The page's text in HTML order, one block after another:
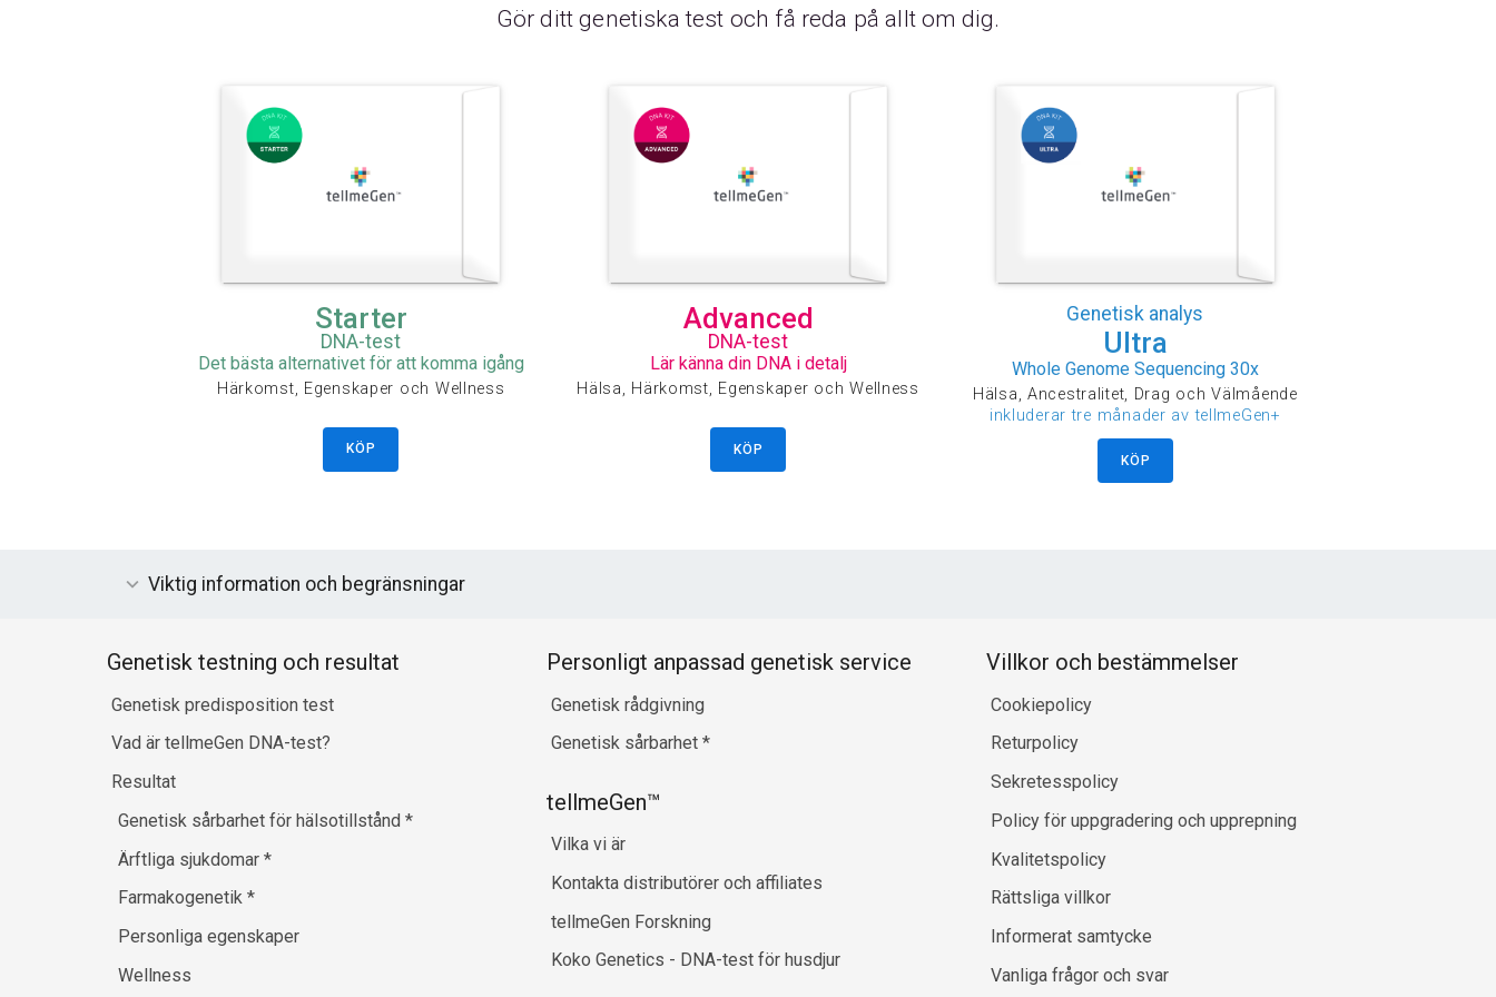
Gör ditt genetiska test och få reda på allt om dig.
Starter
DNA-test
Det bästa alternativet för att komma igång
Härkomst, Egenskaper och Wellness
KÖP
Advanced
DNA-test
Lär känna din DNA i detalj
Hälsa, Härkomst, Egenskaper och Wellness
KÖP
Genetisk analys
Ultra
Whole Genome Sequencing 30x
Hälsa, Ancestralitet, Drag och Välmående
inkluderar tre månader av tellmeGen+
KÖP
Viktig information och begränsningar
Genetisk testning och resultat
Genetisk predisposition test
Vad är tellmeGen DNA-test?
Resultat
Genetisk sårbarhet för hälsotillstånd *
Ärftliga sjukdomar *
Farmakogenetik *
Personliga egenskaper
Wellness
Personligt anpassad genetisk service
Genetisk rådgivning
Genetisk sårbarhet *
tellmeGen™
Vilka vi är
Kontakta distributörer och affiliates
tellmeGen Forskning
Koko Genetics - DNA-test för husdjur
Villkor och bestämmelser
Cookiepolicy
Returpolicy
Sekretesspolicy
Policy för uppgradering och upprepning
Kvalitetspolicy
Rättsliga villkor
Informerat samtycke
Vanliga frågor och svar